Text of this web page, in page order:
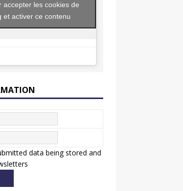
accepter les cookies de
et activer ce contenu
data being stored and